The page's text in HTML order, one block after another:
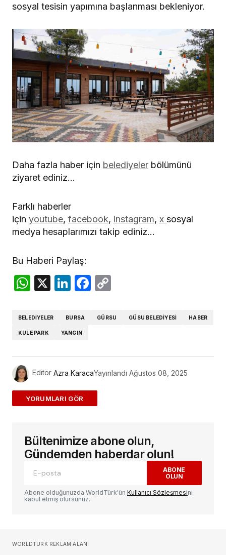
sosyal tesisin yapımına başlanması bekleniyor.
Daha fazla haber için belediyeler bölümünü
ziyaret ediniz…
Farklı haberler
için youtube, facebook, instagram, x sosyal
medya hesaplarımızı takip ediniz…
Bu Haberi Paylaş:
WhatsApp
X LinkedIn
Facebook
BELEDIYELER BURSA GÜRSU GÜSU BELEDIYESI HABER
KULE PARK YANGIN
Editör Azra KaracaYayınlandı Ağustos 08, 2025
ADD A COMMENT
E-posta adresiniz yayınlanmayacak.
alanlar*ile işaretlenmişlerdir
Yorum
Sizin adınız*
Bültenimize abone olun,
Gündemden haberdar olun!
ABONE
OLUN
Abone olduğunuzda WorldTürk'ün Kullanıcı Sözleşmesini
kabul etmiş olursunuz.
WORLDTURK REKLAM ALANI